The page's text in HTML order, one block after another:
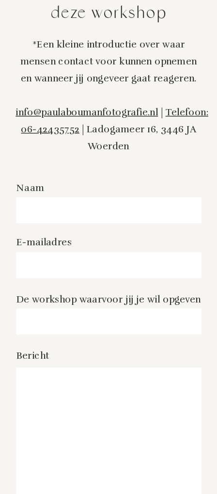
Bericht
De workshop waarvoor jij je wil opgeven
E-mailadres
Naam
*Een kleine introductie over waar
mensen contact voor kunnen opnemen
en wanneer jij ongeveer gaat reageren.
info@paulaboumanfotografie.nl| Telefoon:
06-42435752 | Ladogameer 16, 3446 JA
Woerden
deze workshop